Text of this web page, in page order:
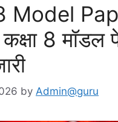
Model
8 मॉडल
by Admin@guru